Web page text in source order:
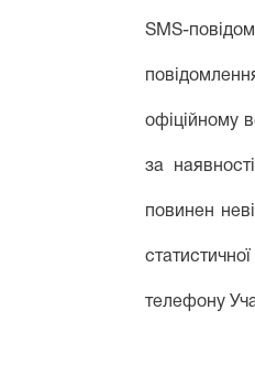
SMS-
офіційному
за
повинен
телефону